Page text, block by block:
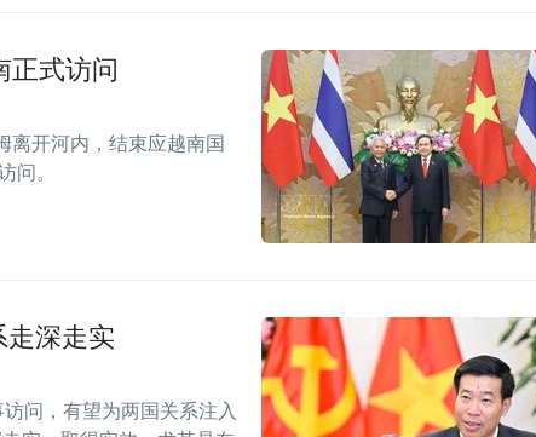
正式访问
离开河内，结束应越南国
问。
深走实
问，有望为两国关系注入